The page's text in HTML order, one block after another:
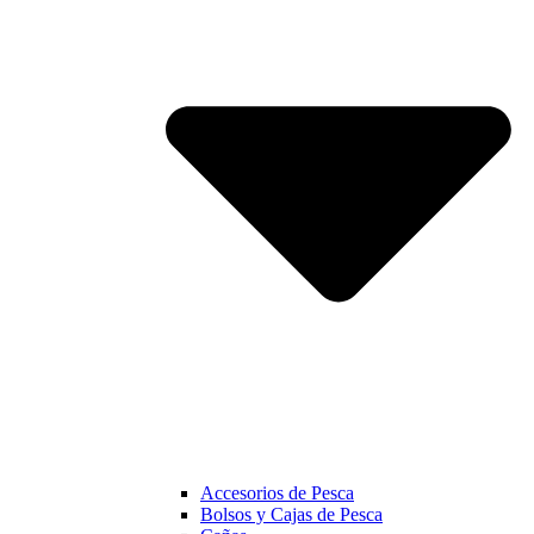
Accesorios de Pesca
Bolsos y Cajas de Pesca